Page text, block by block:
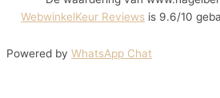
WebwinkelKeur Reviews is 9.6/10
Powered by WhatsApp Chat